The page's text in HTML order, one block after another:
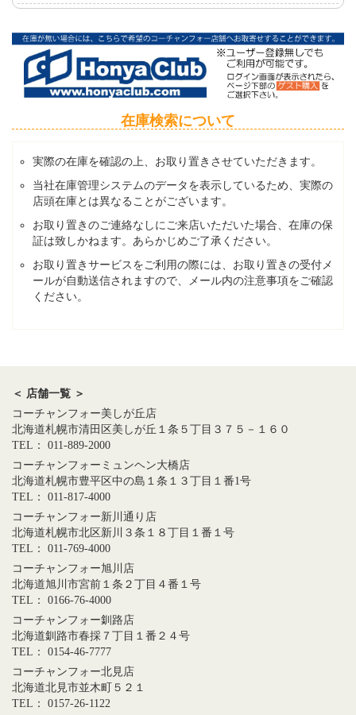
在庫検索について
実際の在庫を確認の上、お取り置きさせていただきます。
当社在庫管理システムのデータを表示しているため、実際の
店頭在庫とは異なることがございます。
お取り置きのご連絡なしにご来店いただいた場合、在庫の保
証は致しかねます。あらかじめご了承ください。
お取り置きサービスをご利用の際には、お取り置きの受付メ
ールが自動送信されますので、メール内の注意事項をご確認
ください。
＜ 店舗一覧 ＞
コーチャンフォー美しが丘店
北海道札幌市清田区美しが丘１条５丁目３７５－１６０
TEL： 011-889-2000
コーチャンフォーミュンヘン大橋店
北海道札幌市豊平区中の島１条１３丁目１番1号
TEL： 011-817-4000
コーチャンフォー新川通り店
北海道札幌市北区新川３条１８丁目１番１号
TEL： 011-769-4000
コーチャンフォー旭川店
北海道旭川市宮前１条２丁目４番１号
TEL： 0166-76-4000
コーチャンフォー釧路店
北海道釧路市春採７丁目１番２４号
TEL： 0154-46-7777
コーチャンフォー北見店
北海道北見市並木町５２１
TEL： 0157-26-1122